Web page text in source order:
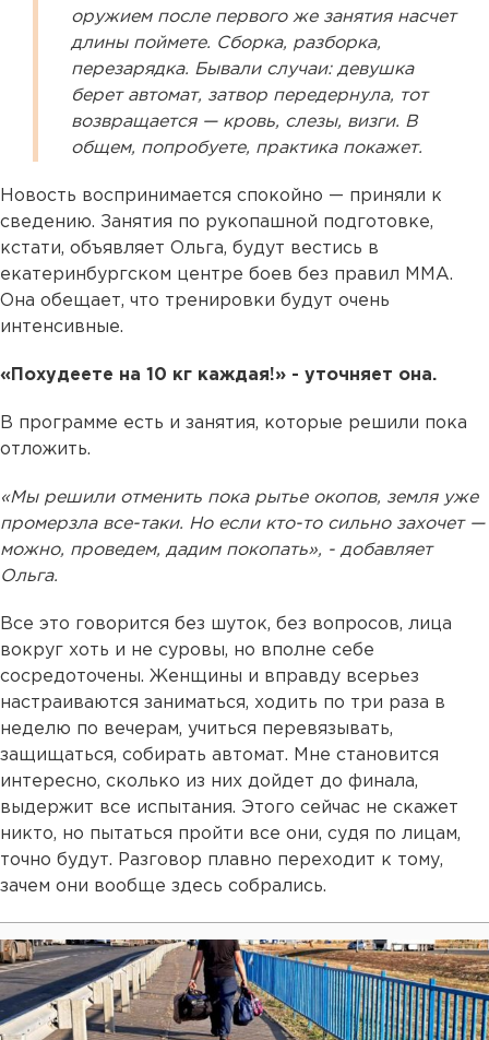
оружием после первого же занятия насчет
длины поймете. Сборка, разборка,
перезарядка. Бывали случаи: девушка
берет автомат, затвор передернула, тот
возвращается — кровь, слезы, визги. В
общем, попробуете, практика покажет.
Новость воспринимается спокойно — приняли к
сведению. Занятия по рукопашной подготовке,
кстати, объявляет Ольга, будут вестись в
екатеринбургском центре боев без правил ММА.
Она обещает, что тренировки будут очень
интенсивные.
«Похудеете на 10 кг каждая!» - уточняет она.
В программе есть и занятия, которые решили пока
отложить.
«Мы решили отменить пока рытье окопов, земля уже
промерзла все-таки. Но если кто-то сильно захочет —
можно, проведем, дадим покопать», - добавляет
Ольга.
Все это говорится без шуток, без вопросов, лица
вокруг хоть и не суровы, но вполне себе
сосредоточены. Женщины и вправду всерьез
настраиваются заниматься, ходить по три раза в
неделю по вечерам, учиться перевязывать,
защищаться, собирать автомат. Мне становится
интересно, сколько из них дойдет до финала,
выдержит все испытания. Этого сейчас не скажет
никто, но пытаться пройти все они, судя по лицам,
точно будут. Разговор плавно переходит к тому,
зачем они вообще здесь собрались.